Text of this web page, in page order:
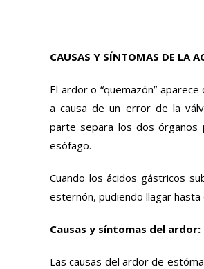
CAUSAS Y SÍNTOMAS DE LA
El ardor o “quemazón”
a causa de un error de la
parte separa los dos órganos
esófago.
Cuando los ácidos gástricos
esternón, pudiendo llagar hasta
Causas y síntomas del ardor:
Las causas del ardor de